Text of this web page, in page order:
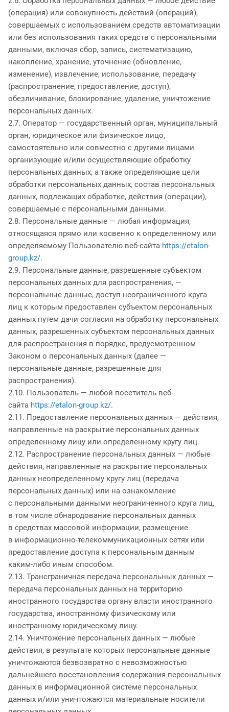
(операция) или совокупность действий (операций),
совершаемых с использованием средств автоматизации
или без использования таких средств с персональными
данными, включая сбор, запись, систематизацию,
накопление, хранение, уточнение (обновление,
изменение), извлечение, использование, передачу
(распространение, предоставление, доступ),
обезличивание, блокирование, удаление, уничтожение
персональных данных.
2.7. Оператор — государственный орган, муниципальный
орган, юридическое или физическое лицо,
самостоятельно или совместно с другими лицами
организующие и/или осуществляющие обработку
персональных данных, а также определяющие цели
обработки персональных данных, состав персональных
данных, подлежащих обработке, действия (операции),
совершаемые с персональными данными.
2.8. Персональные данные — любая информация,
относящаяся прямо или косвенно к определенному или
определяемому Пользователю веб-сайта https://etalon-
group.kz/.
2.9. Персональные данные, разрешенные субъектом
персональных данных для распространения, —
персональные данные, доступ неограниченного круга
лиц к которым предоставлен субъектом персональных
данных путем дачи согласия на обработку персональных
данных, разрешенных субъектом персональных данных
для распространения в порядке, предусмотренном
Законом о персональных данных (далее —
персональные данные, разрешенные для
распространения).
2.10. Пользователь — любой посетитель веб-
сайта https://etalon-group.kz/.
2.11. Предоставление персональных данных — действия,
направленные на раскрытие персональных данных
определенному лицу или определенному кругу лиц.
2.12. Распространение персональных данных — любые
действия, направленные на раскрытие персональных
данных неопределенному кругу лиц (передача
персональных данных) или на ознакомление
с персональными данными неограниченного круга лиц,
в том числе обнародование персональных данных
в средствах массовой информации, размещение
в информационно-телекоммуникационных сетях или
предоставление доступа к персональным данным
каким-либо иным способом.
2.13. Трансграничная передача персональных данных —
передача персональных данных на территорию
иностранного государства органу власти иностранного
государства, иностранному физическому или
иностранному юридическому лицу.
2.14. Уничтожение персональных данных — любые
действия, в результате которых персональные данные
уничтожаются безвозвратно с невозможностью
дальнейшего восстановления содержания персональных
данных в информационной системе персональных
данных и/или уничтожаются материальные носители